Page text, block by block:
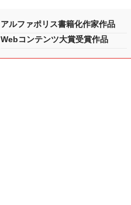
アルファポリス書籍化作家作品
Webコンテンツ大賞受賞作品